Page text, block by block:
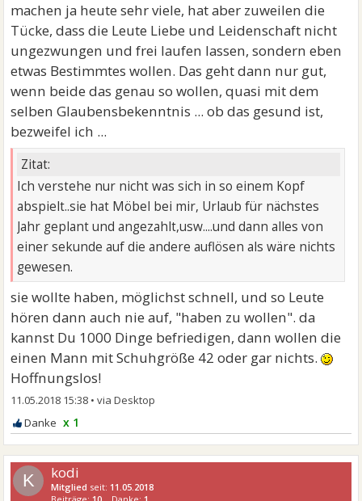
machen ja heute sehr viele, hat aber zuweilen die
Tücke, dass die Leute Liebe und Leidenschaft nicht
ungezwungen und frei laufen lassen, sondern eben
etwas Bestimmtes wollen. Das geht dann nur gut,
wenn beide das genau so wollen, quasi mit dem
selben Glaubensbekenntnis ... ob das gesund ist,
bezweifel ich ...
Zitat:
Ich verstehe nur nicht was sich in so einem Kopf
abspielt..sie hat Möbel bei mir, Urlaub für nächstes
Jahr geplant und angezahlt,usw....und dann alles von
einer sekunde auf die andere auflösen als wäre nichts
gewesen.
sie wollte haben, möglichst schnell, und so Leute
hören dann auch nie auf, "haben zu wollen". da
kannst Du 1000 Dinge befriedigen, dann wollen die
einen Mann mit Schuhgröße 42 oder gar nichts.
Hoffnungslos!
11.05.2018 15:38 •
x 1
K kodi
Mitglied seit: 11.05.2018